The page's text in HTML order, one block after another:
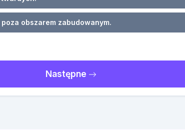
obszarem zabudowanym.
Następne